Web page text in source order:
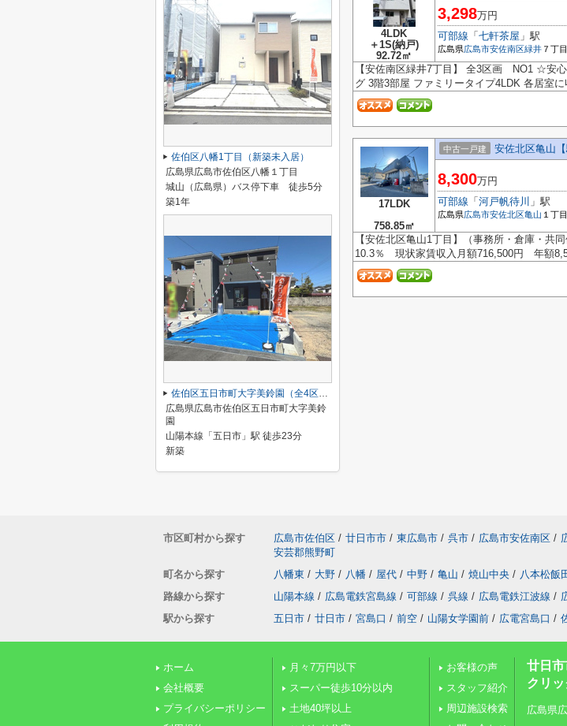
4LDK
＋1S(納戸)
92.72㎡
3,298万円
可部線 「 七軒茶屋 」駅
広島県広島市安佐南区緑井 ７丁目
【安佐南区緑井7丁目】 全3区画 NO1 ☆安
グ 3階3部屋 ファミリータイプ4LDK 各居
17LDK
758.85㎡
中古一戸建 安佐北区亀山
8,300万円
可部線 「 河戸帆待川 」駅
広島県広島市安佐北区亀山 １丁目
【安佐北区亀山1丁目】（事務所・倉庫・共
10.3％ 現状家賃収入月額716,500円 年額
佐伯区八幡1丁目（新築未入居）
広島県広島市佐伯区八幡１丁目
城山（広島県）バス停下車 徒歩5分
築1年
佐伯区五日市町大字美鈴園（全4区画）No3
広島県広島市佐伯区五日市町大字美鈴
園
山陽本線「五日市」駅 徒歩23分
新築
市区町村から探す 広島市佐伯区 / 廿日市市 / 東広島市 / 呉市 / 広島市安佐南区 /
安芸郡熊野町
町名から探す
八幡東 / 大野 / 八幡 / 屋代 / 中野 / 亀山 / 焼山中央 / 八本松飯
路線から探す
山陽本線 / 広島電鉄宮島線 / 可部線 / 呉線 / 広島電鉄江波線 /
駅から探す
五日市 / 廿日市 / 宮島口 / 前空 / 山陽女学園前 / 広電宮島口 /
ホーム
会社概要
プライバシーポリシー
月々7万円以下
スーパー徒歩10分以内
土地40坪以上
お客様の声
スタッフ紹介
周辺施設検索
廿日
クリ
広島県